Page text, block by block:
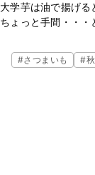
大学芋は油で揚げ
ちょっと手間・・・
このレシピは油で
感の大学芋が手軽に
黒ごまをたっぷり
#さつまいも #